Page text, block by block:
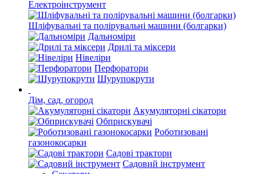
Електроінструмент
Шліфувальні та полірувальні машини (болгарки)
Дальноміри
Дрилі та міксери
Нівеліри
Перфоратори
Шурупокрути
Дім, сад, огород
Акумуляторні сікатори
Обприскувачі
Роботизовані
газонокосарки
Садові трактори
Садовий інструмент